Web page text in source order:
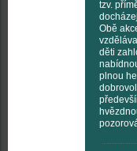
tzv.
Obě
děti
plnou